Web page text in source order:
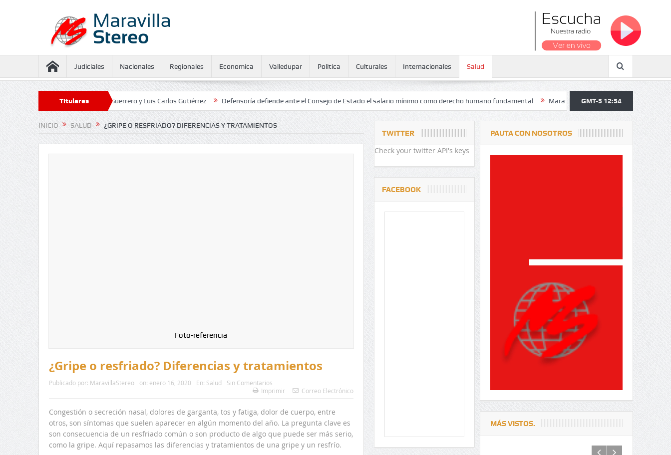
Judiciales Nacionales Regionales Economica Valledupar Politica Culturales Internacionales Salud
Titulares
contra Juliana Guerrero y Luis Carlos Gutiérrez Defensoría defiende ante el Consejo de Estado el salario mínimo como derecho humano fundamental Maratón atendió a más de 38.000 jóvenes y
GMT-5 12:54
INICIO SALUD ¿GRIPE O RESFRIADO? DIFERENCIAS Y TRATAMIENTOS
Foto-referencia
¿Gripe o resfriado? Diferencias y tratamientos
Publicado por: MaravillaStereo on: enero 16, 2020 En: Salud
Sin Comentarios
Imprimir
Correo Electrónico
Congestión o secreción nasal, dolores de garganta, tos y fatiga, dolor de cuerpo, entre
otros, son síntomas que suelen aparecer en algún momento del año. La pregunta clave es
son consecuencia de un resfriado común o son producto de algo que puede ser más serio,
como la gripe. Aquí repasamos las diferencias y tratamientos de una gripe y un resfrío.
TWITTER
Check your twitter API's keys
FACEBOOK
PAUTA CON NOSOTROS
MÁS VISTOS.